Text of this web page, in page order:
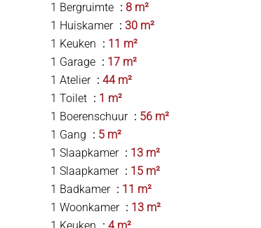
1 Bergruimte
8 m²
1 Huiskamer
30 m²
1 Keuken
11 m²
1 Garage
17 m²
1 Atelier
44 m²
1 Toilet
1 m²
1 Boerenschuur
56 m²
1 Gang
5 m²
1 Slaapkamer
13 m²
1 Slaapkamer
15 m²
1 Badkamer
11 m²
1 Woonkamer
13 m²